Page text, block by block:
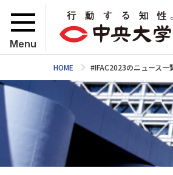
Menu
HOME #IFAC2023のニュース一